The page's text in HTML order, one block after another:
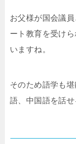
お父様が国会議
ート教育を受け
いますね。
そのため語学も
語、中国語を話せ